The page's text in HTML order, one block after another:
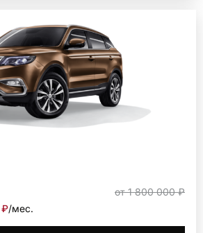
от 1 800 000 ₽
₽/мec.